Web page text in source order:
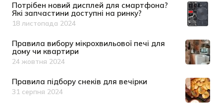
Потрібен новий дисплей для смартфона?
Які запчастини доступні на ринку?
Дата публікації
18 листопада 2024
Правила вибору мікрохвильової печі для
дому чи квартири
Дата публікації
24 жовтня 2024
Правила підбору снеків для вечірки
Дата публікації
31 серпня 2024